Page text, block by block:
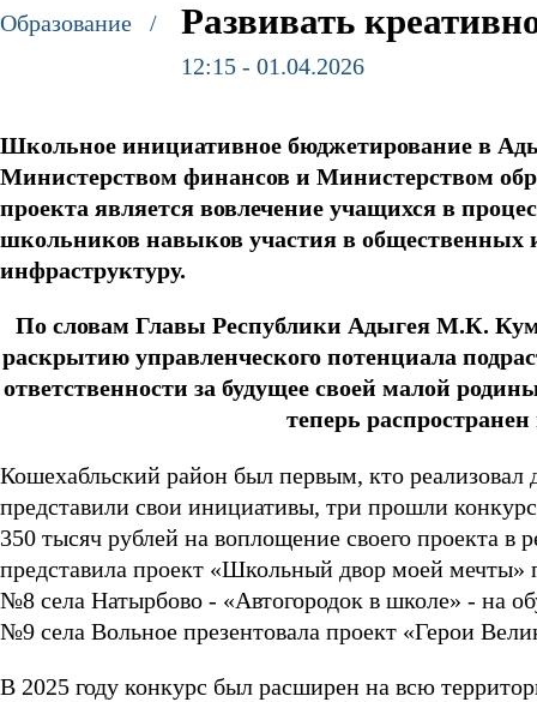
Образование / Развивать
12:15 - 01.04.2026
Школьное инициативное бюджетирование в
Министерством финансов и Министерством
проекта является вовлечение учащихся в
школьников навыков участия в
инфраструктуру.
По словам Главы Республики Адыгея М.К.
раскрытию управленческого потенциала
ответственности за будущее своей малой
теперь
Кошехабльский район был первым, кто реализовал
представили свои инициативы, три прошли
350 тысяч рублей на воплощение своего
представила проект «Школьный двор моей
№8 села Натырбово - «Автогородок в школе» - на
№9 села Вольное презентовала проект «Герои
В 2025 году конкурс был расширен на всю